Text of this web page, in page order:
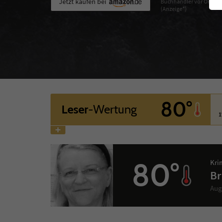
(Anzeige*)
Leser-Wertung 80°
80°